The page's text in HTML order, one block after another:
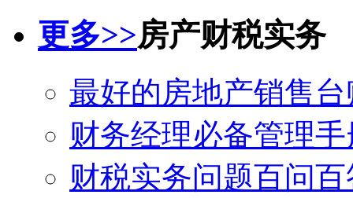
更多>>房产财税实务
最好的房地产销售
财务经理必备管理手
财税实务问题百问百